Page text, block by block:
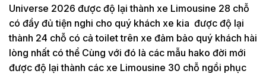
Universe 2026 được độ lại thành xe Limousine 28 chỗ
có đầy đủ tiện nghi cho quý khách xe kia được độ lại
thành 24 chỗ có cả toilet trên xe đảm bảo quý khách hài
lòng nhất có thể Cùng với đó là các mẫu hako đời mới
được độ lại thành các xe Limousine 30 chỗ ngồi phục